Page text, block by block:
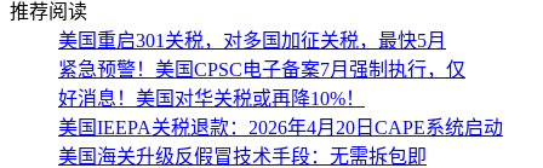
推荐阅读
美国重启301关税，对多国加征关税，最快5月
紧急预警！美国CPSC电子备案7月强制执行，仅
好消息！美国对华关税或再降10%！
美国IEEPA关税退款：2026年4月20日CAPE系统启动
美国海关升级反假冒技术手段：无需拆包即